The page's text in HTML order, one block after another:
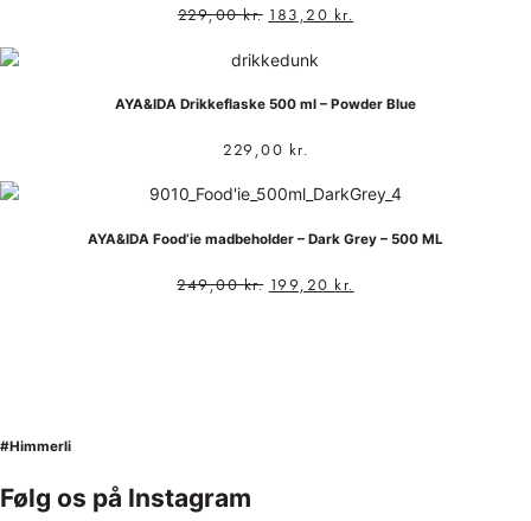
229,00kr. 183,20 kr.
AYA&IDA Drikkeflaske 500 ml – Powder Blue
229,00 kr.
AYA&IDA Food’ie madbeholder – Dark Grey – 500 ML
249,00kr. 199,20 kr.
#Himmerli
Følg os på Instagram